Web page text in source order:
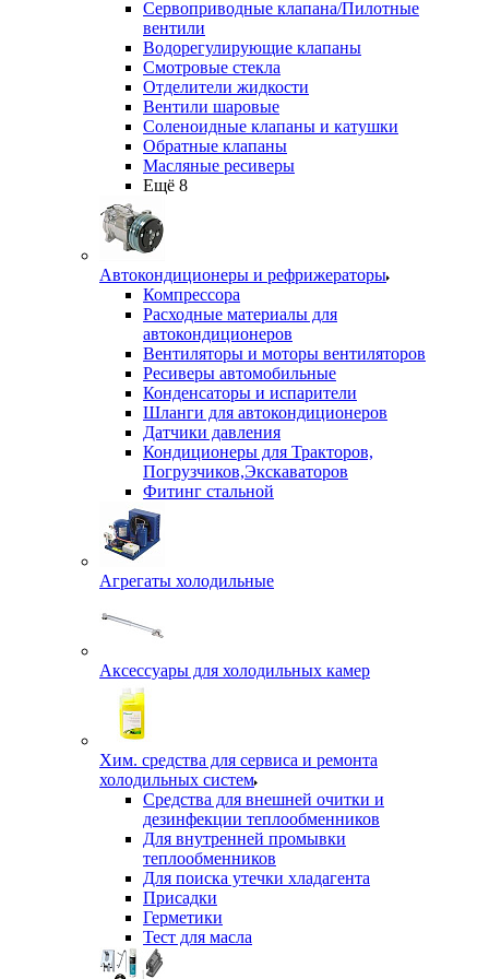
Сервоприводные клапана/Пилотные
вентили
Водорегулирующие клапаны
Смотровые стекла
Отделители жидкости
Вентили шаровые
Соленоидные клапаны и катушки
Обратные клапаны
Масляные ресиверы
Ещё 8
Автокондиционеры и рефрижераторы
Компрессора
Расходные материалы для
автокондиционеров
Вентиляторы и моторы вентиляторов
Ресиверы автомобильные
Конденсаторы и испарители
Шланги для автокондиционеров
Датчики давления
Кондиционеры для Тракторов,
Погрузчиков,Экскаваторов
Фитинг стальной
Агрегаты холодильные
Аксессуары для холодильных камер
Хим. средства для сервиса и ремонта
холодильных систем
Средства для внешней очитки и
дезинфекции теплообменников
Для внутренней промывки
теплообменников
Для поиска утечки хладагента
Присадки
Герметики
Тест для масла